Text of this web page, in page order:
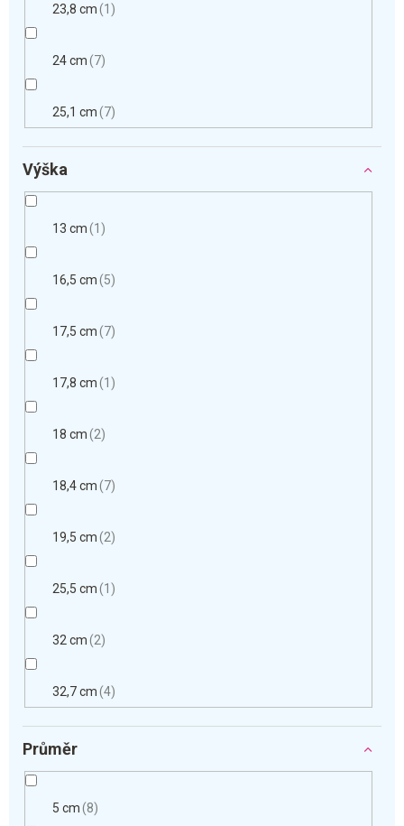
23,8 cm 1
24 cm 7
25,1 cm 7
Výška
13 cm 1
16,5 cm 5
17,5 cm 7
17,8 cm 1
18 cm 2
18,4 cm 7
19,5 cm 2
25,5 cm 1
32 cm 2
32,7 cm 4
Průměr
5 cm 8